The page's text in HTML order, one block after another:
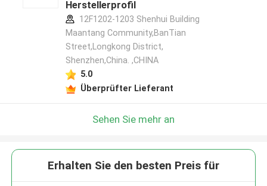
Herstellerprofil
12F1202-1203 Shenhui Building
Maantang Community,BanTian
Street,Longkong District,
Shenzhen,China. ,CHINA
5.0
Überprüfter Lieferant
Sehen Sie mehr an
Erhalten Sie den besten Preis für